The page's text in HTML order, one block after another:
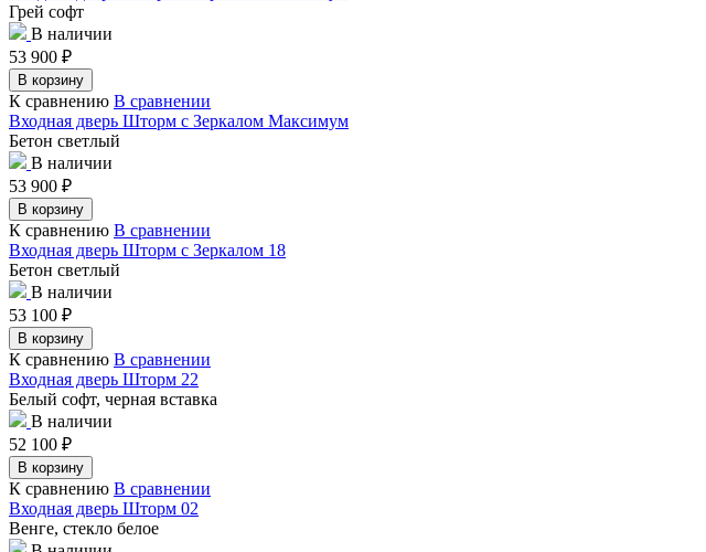
Грей софт
В наличии
53 900 ₽
В корзину
К сравнению В сравнении
Входная дверь Шторм с Зеркалом Максимум
Бетон светлый
В наличии
53 900 ₽
В корзину
К сравнению В сравнении
Входная дверь Шторм с Зеркалом 18
Бетон светлый
В наличии
53 100 ₽
В корзину
К сравнению В сравнении
Входная дверь Шторм 22
Белый софт, черная вставка
В наличии
52 100 ₽
В корзину
К сравнению В сравнении
Входная дверь Шторм 02
Венге, стекло белое